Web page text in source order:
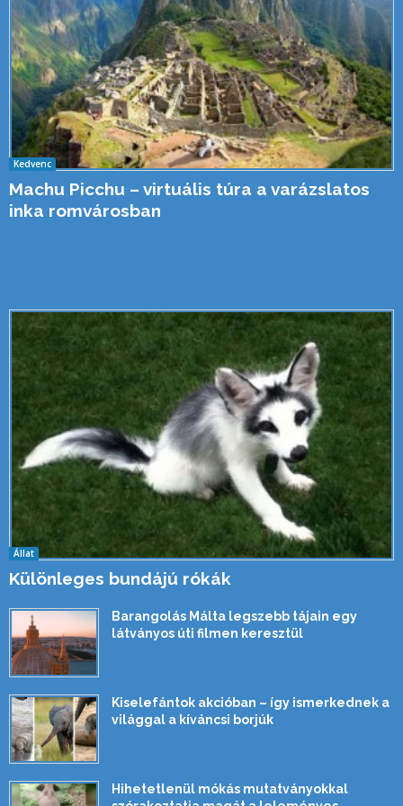
Kedvenc
Machu Picchu – virtuális túra a varázslatos
inka romvárosban
Állat
Különleges bundájú rókák
Barangolás Málta legszebb tájain egy
látványos úti filmen keresztül
Kiselefántok akcióban – így ismerkednek a
világgal a kíváncsi borjúk
Hihetetlenül mókás mutatványokkal